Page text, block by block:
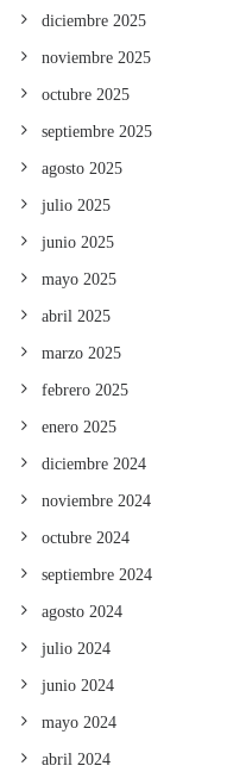
diciembre 2025
noviembre 2025
octubre 2025
septiembre 2025
agosto 2025
julio 2025
junio 2025
mayo 2025
abril 2025
marzo 2025
febrero 2025
enero 2025
diciembre 2024
noviembre 2024
octubre 2024
septiembre 2024
agosto 2024
julio 2024
junio 2024
mayo 2024
abril 2024